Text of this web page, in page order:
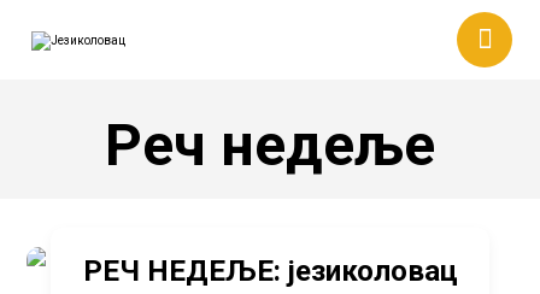
Реч недеље
РЕЧ НЕДЕЉЕ: језиколовац